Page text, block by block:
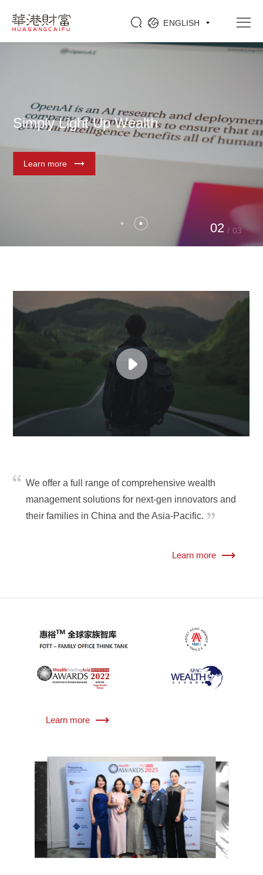
ENGLISH
Simply Light Up Wealth
Learn more
02 / 03
We offer a full range of comprehensive wealth
management solutions for next-gen innovators and
their families in China and the Asia-Pacific.
Learn more
Learn more